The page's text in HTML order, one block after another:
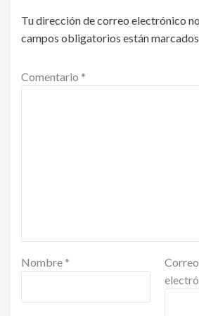
Tu dirección de correo electrónico
campos obligatorios están
Comentario *
Nombre *
Correo